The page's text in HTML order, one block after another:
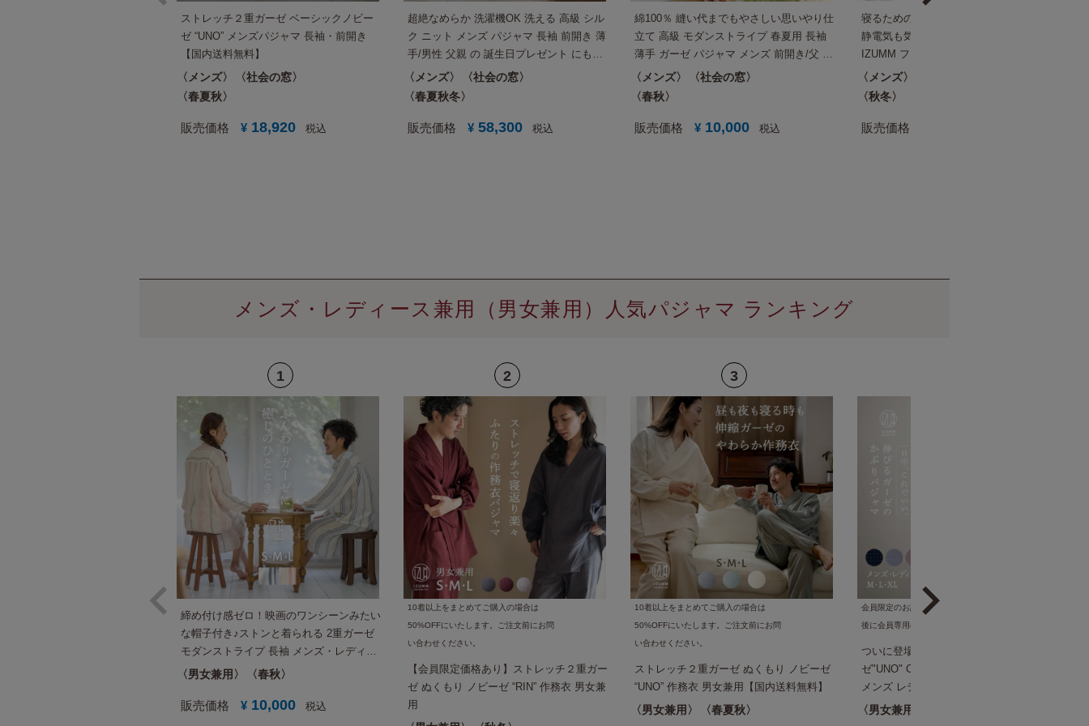
ストレッチ２重ガーゼ ベーシックノビー
ゼ “UNO” メンズパジャマ 長袖・前開き
【国内送料無料】
メンズ
社会の窓
春夏秋
販売価格 ¥ 18,920 税込
超絶なめらか 洗濯機OK 洗える 高級 シル
ク ニット メンズ パジャマ 長袖 前開き 薄
手/男性 父親 の 誕生日プレゼント にも
【国内送料無料】
メンズ
社会の窓
春夏秋冬
販売価格 ¥ 58,300 税込
綿100％ 縫い代までもやさしい思いやり仕
立て 高級 モダンストライプ 春夏用 長袖
薄手 ガーゼ パジャマ メンズ 前開き/父 実
用的 プレゼント にも おすすめ【国内送料
無料】
メンズ
社会の窓
春秋
販売価格 ¥ 10,000 税込
寝るための特別なフリース♪ 蒸れにくく、
静電気も気にならない！ パジャマ屋
IZUMM フリース【スタンダード中厚】 冬
用 長袖 前開き あったか パジャマ メンズ
冬 暖かい 高級 プレゼント 父 男性
メンズ
秋冬
販売価格
メンズ・レディース兼用（男女兼用）人気パジャマ ランキング
締め付け感ゼロ！映画のワンシーンみたい
な帽子付き♪ストンと着られる 2重ガーゼ
モダンストライプ 長袖 メンズ・レディー
ス 兼用 スリーパー ネグリジェ 男性にも人
婚祝い にも【国内送料無料】
男女兼用 春秋
販売価格 ¥ 10,000 税込
10着以上をまとめてご購入の場合は
50%OFFにいたします。ご注文前にお問
い合わせください。
【会員限定価格あり】ストレッチ２重ガー
ゼ ぬくもり ノビーゼ “RIN” 作務衣 男女兼
用
10着以上をまとめてご購入の場合は
50%OFFにいたします。ご注文前にお問
い合わせください。
ストレッチ２重ガーゼ ぬくもり ノビーゼ
“UNO” 作務衣 男女兼用【国内送料無料】
男女兼用 春夏秋
会員限定のお試し価格で販売中。ログイン
後に会員専用の価格が表示されます。
ついに登場！かぶりパジャマ ノビー
ゼ"UNO" COMfy プルオーバー パジャマ
メンズ レディース 兼用 長袖 伸びる ２重
ガーゼ ストレッチ コンフィ チェック ルー
男女兼用